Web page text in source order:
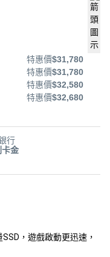
特惠價$31,780
特惠價$31,780
特惠價$32,580
特惠價$32,680
行
金
，遊戲啟動更迅速，